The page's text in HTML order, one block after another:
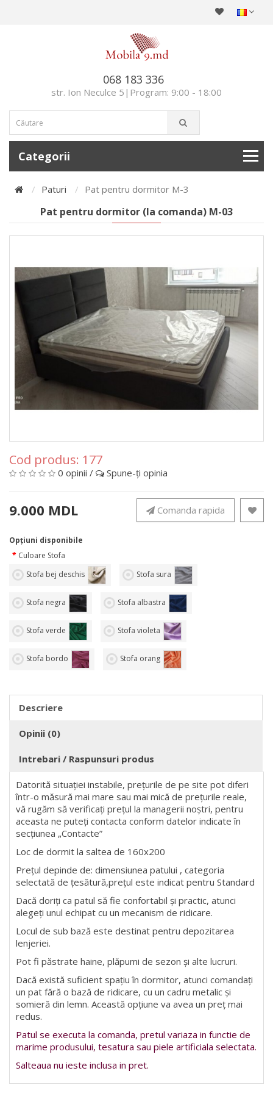
068 183 336
str. Ion Neculce 5|Program: 9:00 - 18:00
Categorii
Paturi Pat pentru dormitor М-3
Pat pentru dormitor (la comanda) М-03
Cod produs: 177
0 opinii / Spune-ţi opinia
9.000 MDL Comanda rapida
Opţiuni disponibile
Culoare Stofa
Stofa bej deschis
Stofa sura
Stofa negra Stofa albastra
Stofa verde Stofa violeta
Stofa bordo Stofa orang
Descriere
Opinii (0)
Intrebari / Raspunsuri produs
Datorită situației instabile, prețurile de pe site pot diferi
într-o măsură mai mare sau mai mică de prețurile reale,
vă rugăm să verificați prețul la managerii noștri, pentru
aceasta ne puteți contacta conform datelor indicate în
secțiunea „Contacte”
Loc de dormit la saltea de 160x200
Prețul depinde de: dimensiunea patului , categoria
selectată de țesătură,prețul este indicat pentru Standard
Dacă doriți ca patul să fie confortabil și practic, atunci
alegeți unul echipat cu un mecanism de ridicare.
Locul de sub bază este destinat pentru depozitarea
lenjeriei.
Pot fi păstrate haine, plăpumi de sezon și alte lucruri.
Dacă există suficient spațiu în dormitor, atunci comandați
un pat fără o bază de ridicare, cu un cadru metalic și
somieră din lemn. Această opțiune va avea un preț mai
redus.
Patul se executa la comanda, pretul variaza in functie de
marime produsului, tesatura sau piele artificiala selectata.
Salteaua nu ieste inclusa in pret.